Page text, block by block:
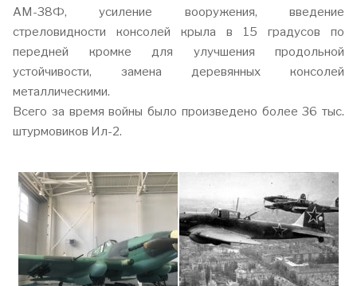
АМ-38Ф, усиление вооружения, введение
стреловидности консолей крыла в 15 градусов по
передней кромке для улучшения продольной
устойчивости, замена деревянных консолей
металлическими.
Всего за время войны было произведено более 36 тыс.
штурмовиков Ил-2.